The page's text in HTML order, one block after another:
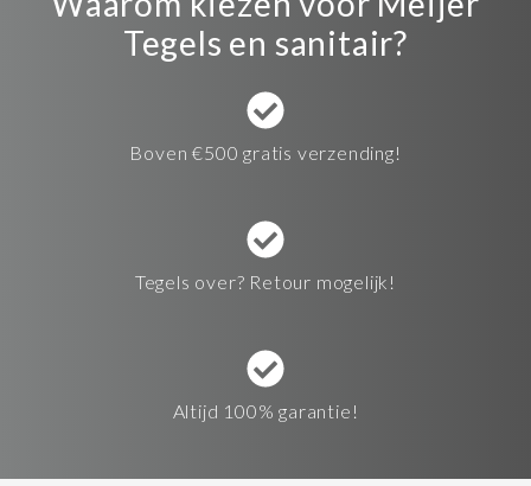
Tegels en sanitair?
Boven €500 gratis verzending!
Tegels over? Retour mogelijk!
Altijd 100% garantie!